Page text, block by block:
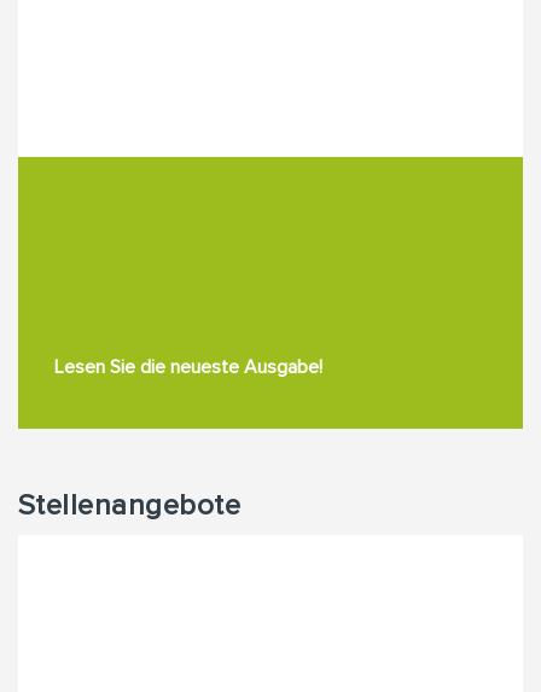
Lesen Sie die neueste Ausgabe!
Stellenangebote